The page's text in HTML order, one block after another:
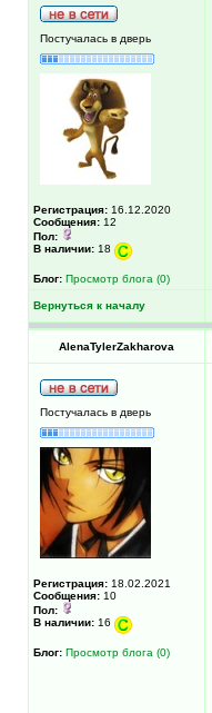
Постучалась в дверь
Регистрация: 16.12.2020
Сообщения: 12
Пол:
В наличии: 18
Блог: Просмотр блога (0)
Вернуться к началу
AlenaTylerZakharova
Постучалась в дверь
Регистрация: 18.02.2021
Сообщения: 10
Пол:
В наличии: 16
Блог: Просмотр блога (0)